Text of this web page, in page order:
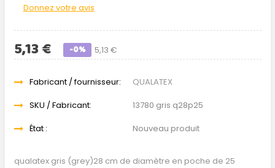
Donnez votre avis
5,13 €
5,13 € -0%
Fabricant / fournisseur:
QUALATEX
SKU / Fabricant:
13780 gris q28p25
État :
Nouveau produit
qualatex gris (grey)28 cm de diamètre en poche de 25